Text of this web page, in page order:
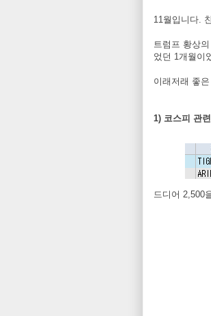
11월입니다.
트럼프 황상
었던 1개월이
이래저래 좋
1) 코스피 관련
드디어 2,500